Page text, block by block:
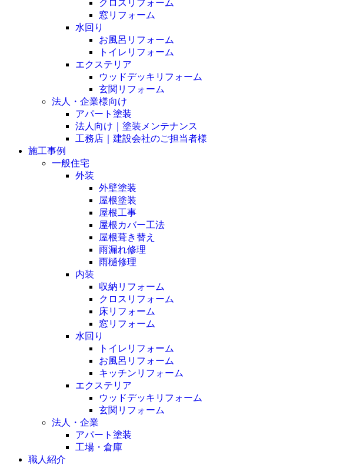
クロスリフォーム
窓リフォーム
水回り
お風呂リフォーム
トイレリフォーム
エクステリア
ウッドデッキリフォーム
玄関リフォーム
法人・企業様向け
アパート塗装
法人向け｜塗装メンテナンス
工務店｜建設会社のご担当者様
施工事例
一般住宅
外装
外壁塗装
屋根塗装
屋根工事
屋根カバー工法
屋根葺き替え
雨漏れ修理
雨樋修理
内装
収納リフォーム
クロスリフォーム
床リフォーム
窓リフォーム
水回り
トイレリフォーム
お風呂リフォーム
キッチンリフォーム
エクステリア
ウッドデッキリフォーム
玄関リフォーム
法人・企業
アパート塗装
工場・倉庫
職人紹介